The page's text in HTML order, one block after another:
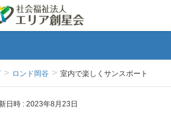
ロンド岡谷 室内で楽しくサンスポート
日時 : 2023年8月23日